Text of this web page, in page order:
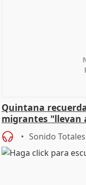
Quintana
migrantes "llevan
central
Sonido Totales